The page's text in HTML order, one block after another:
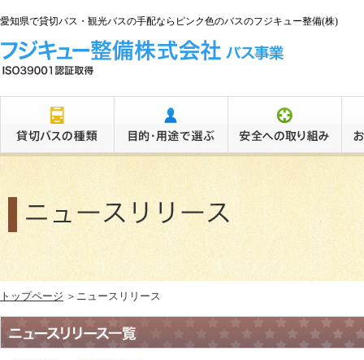
愛知県で貸切バス・観光バスの手配ならピンク色のバスのフジキュー整備(株)
トップページ ＞ニュースリリース